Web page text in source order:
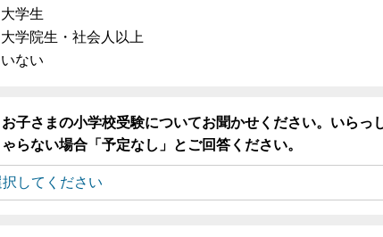
大学生
大学院生・社会人以上
いない
お子さまの小学校受験についてお聞かせください。いらっ
ゃらない場合「予定なし」とご回答ください。